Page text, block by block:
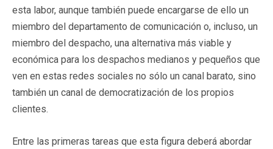
esta labor, aunque también puede encargarse de ello un
miembro del departamento de comunicación o, incluso, un
miembro del despacho, una alternativa más viable y
económica para los despachos medianos y pequeños que
ven en estas redes sociales no sólo un canal barato, sino
también un canal de democratización de los propios
clientes.
Entre las primeras tareas que esta figura deberá abordar